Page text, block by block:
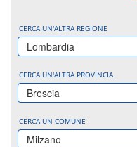
CERCA UN'ALTRA REGIONE
Lombardia
CERCA UN'ALTRA PROVINCIA
Brescia
CERCA UN COMUNE
Milzano